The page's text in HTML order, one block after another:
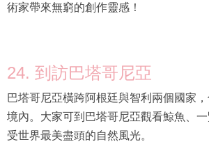
術家帶來無窮的創作靈感！
24. 到訪巴塔哥尼亞
巴塔哥尼亞橫跨阿根廷與智利兩個國家
境內。大家可到巴塔哥尼亞觀看鯨魚、
受世界最美盡頭的自然風光。